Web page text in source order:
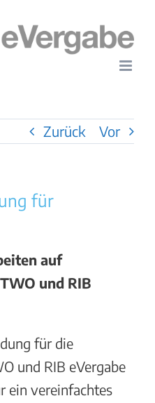
Zurück Vor
für
auf
und RIB
für die
und RIB eVergabe
ein vereinfachtes